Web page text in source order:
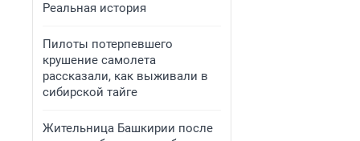
Реальная история
Пилоты потерпевшего
крушение самолета
рассказали, как выживали в
сибирской тайге
Жительница Башкирии после